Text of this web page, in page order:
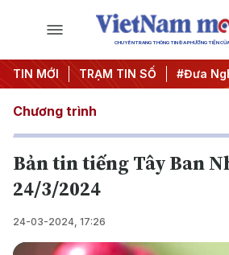
CHUYÊN TRANG THÔNG TIN ĐA PHƯƠNG TIỆN
TIN MỚI TRẠM TIN SỐ
#Hội nghị Trung ương 3 #Đưa Nghị
Chương trình
Bản tin tiếng Tây Ban
24/3/2024
24-03-2024, 17:26